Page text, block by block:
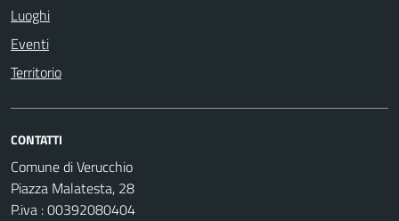
Luoghi
Eventi
Territorio
CONTATTI
Comune di Verucchio
Piazza Malatesta, 28
P.iva : 00392080404